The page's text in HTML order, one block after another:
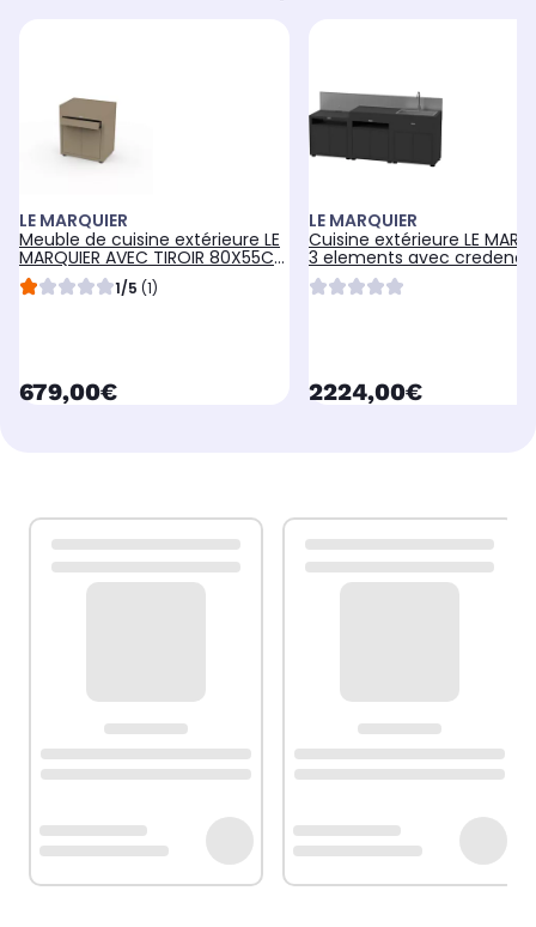
LE MARQUIER
Meuble de cuisine extérieure LE
MARQUIER AVEC TIROIR 80X55CM
TAUPE MC80PTIE22
1/5 (1)
currentPrice
679,00€
LE MARQUIER
Cuisine extérieure LE
3 elements avec
noir
currentPrice
2224,00€